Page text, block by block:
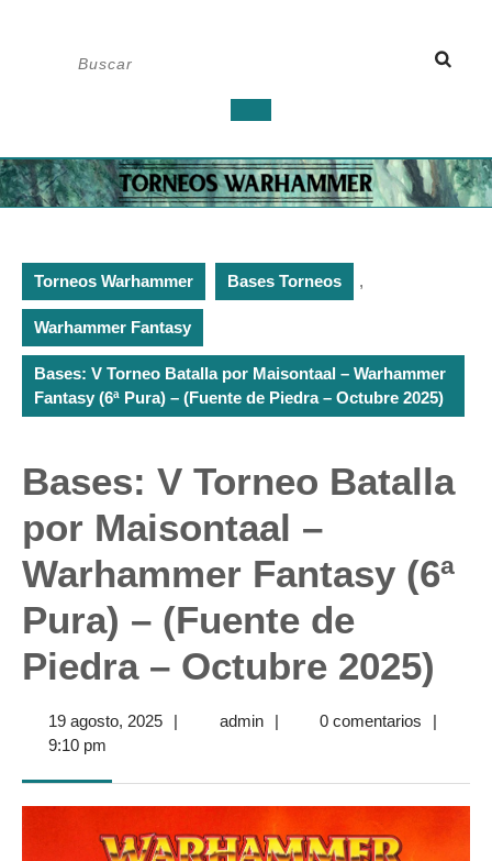
de
apertura
Torneos Warhammer Bases Torneos ,
Warhammer Fantasy
Bases: V Torneo Batalla por Maisontaal – Warhammer
Fantasy (6ª Pura) – (Fuente de Piedra – Octubre 2025)
Bases: V Torneo Batalla
por Maisontaal –
Warhammer Fantasy (6ª
Pura) – (Fuente de
Piedra – Octubre 2025)
19 agosto, 202519| adminadmin
| 0 comentarios
|
9:10 pm